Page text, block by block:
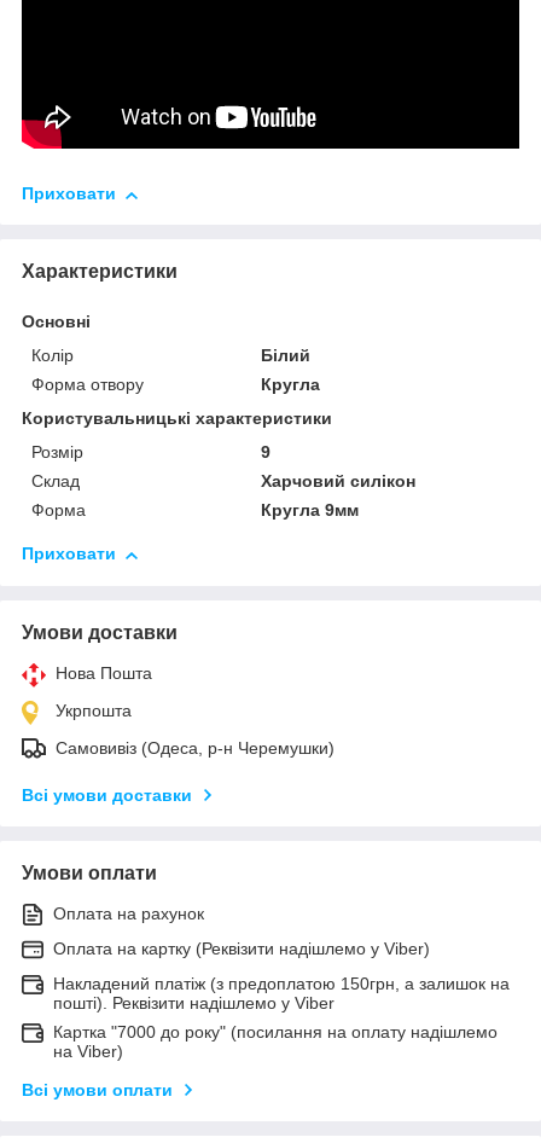
Приховати
Характеристики
Основні
Колір
Білий
Форма отвору
Кругла
Користувальницькі характеристики
Розмір
9
Склад
Харчовий силікон
Форма
Кругла 9мм
Приховати
Умови доставки
Нова Пошта
Укрпошта
Самовивіз (Одеса, р-н Черемушки)
Всі умови доставки
Умови оплати
Оплата на рахунок
Оплата на картку (Реквізити надішлемо у Viber)
Накладений платіж (з предоплатою 150грн, а залишок на
пошті). Реквізити надішлемо у Viber
Картка "7000 до року" (посилання на оплату надішлемо
на Viber)
Всі умови оплати